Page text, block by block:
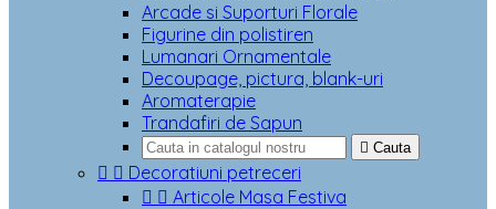
Arcade si Suporturi Florale
Figurine din polistiren
Lumanari Ornamentale
Decoupage, pictura, blank-uri
Aromaterapie
Trandafiri de Sapun
 Cauta
  Decoratiuni petreceri
  Articole Masa Festiva